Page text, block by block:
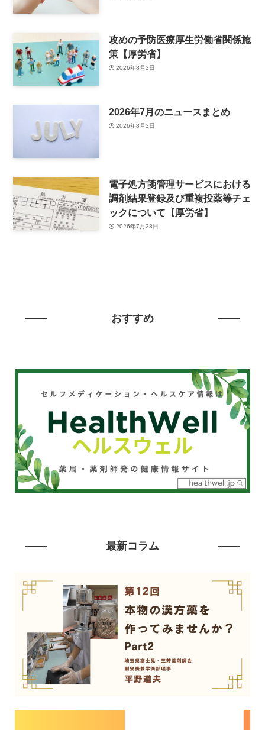
攻めの予防医療厚生労働省関係施
策【厚労省】
2026年8月3日
2026年7月のニュースまとめ
2026年8月3日
電子処方箋管理サービスにおける
調剤結果登録及び重複投薬等チェ
ックについて【厚労省】
2026年7月28日
おすすめ
最新コラム